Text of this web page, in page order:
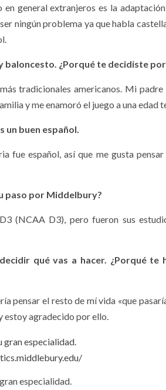
general extranjeros es la
ningún problema ya que habla
¿Porqué te decidiste
tradicionales americanos. Mi padre
y me enamoró el juego a una edad
un buen español.
fue español, así que me gusta
paso por Middelbury?
(NCAA D3), pero fueron sus
qué vas a hacer. ¿Porqué te
pensar el resto de mí vida «que
estoy agradecido porello.
especialidad.